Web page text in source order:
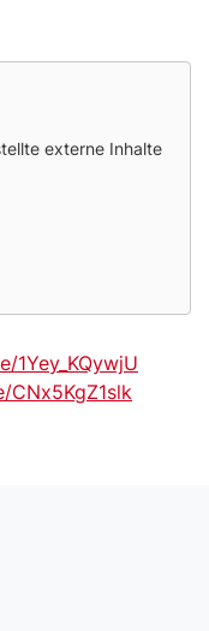
externe Inhalte
1Yey_KQywjU